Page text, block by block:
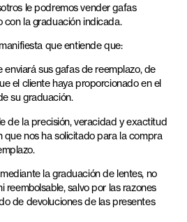
le podremos vender gafas
con la graduación indicada.
que entiende que:
enviará sus gafas de reemplazo, de
el cliente haya proporcionado en el
su graduación.
de la precisión, veracidad y exactitud
nos ha solicitado para la compra
la graduación de lentes, no
reembolsable, salvo por las razones
de devoluciones de las presentes